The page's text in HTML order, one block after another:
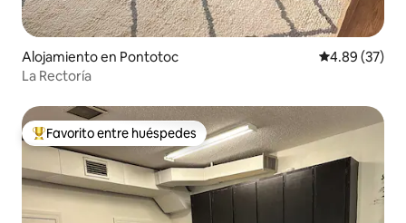
Alojamiento en Pontotoc Calificación
4.89 (37)
La Rectoría
Favorito entre huéspedes preferido
Favorito entre huéspedes